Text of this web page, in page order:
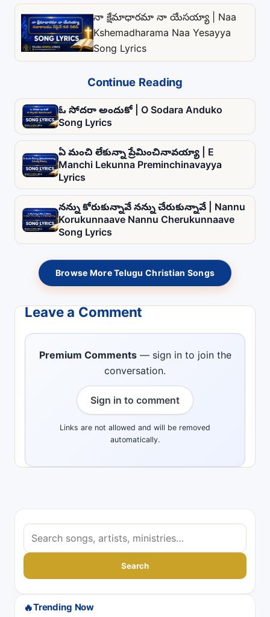
నా క్షేమాధారమా నా యేసయ్యా | Naa
Kshemadharama Naa Yesayya
Song Lyrics
Continue Reading
ఓ సోదరా అందుకో | O Sodara Anduko
Song Lyrics
ఏ మంచి లేకున్నా ప్రేమించినావయ్యా | E
Manchi Lekunna Preminchinavayya
Lyrics
నన్ను కోరుకున్నావే నన్ను చేరుకున్నావే | Nannu
Korukunnaave Nannu Cherukunnaave
Song Lyrics
Browse More Telugu Christian Songs
Leave a Comment
Premium Comments— sign in to join the
conversation.
Sign in to comment
Links are not allowed and will be removed
automatically.
S
e
r
h
Search
🔥Trending Now